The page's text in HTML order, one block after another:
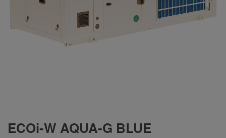
ECOi-W AQUA-G BLUE